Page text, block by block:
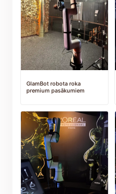
GlamBot robota roka
premium pasākumiem